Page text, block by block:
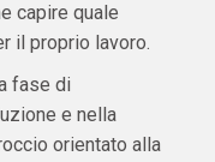
capire quale
il proprio lavoro.
fase di
e nella
orientato alla